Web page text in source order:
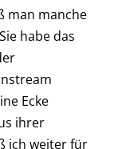
man manche
habe das
Ecke
ihrer
ich weiter für